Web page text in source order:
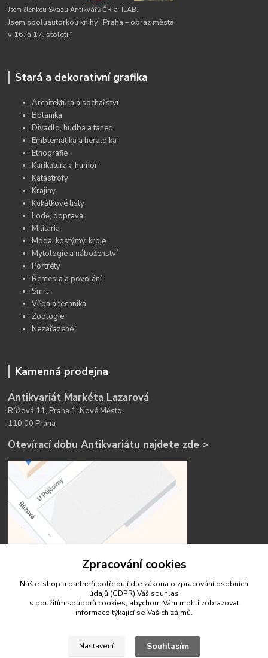
Jsem členkou Svazu Antikvářů ČR a ILAB.
Jsem spoluautorkou knihy „Praha – obraz města
v 16. a 17. století.“
Stará a dekorativní grafika
Architektura a sochařství
Botanika
Divadlo, hudba a tanec
Emblematika a heraldika
Etnografie
Karikatura a humor
Katastrofy
Krajiny
Kukátkové listy
Lodě, doprava
Militaria
Móda, kostýmy, kroje
Mytologie a náboženství
Portréty
Řemesla a povolání
Smrt
Věda a technika
Zoologie
Nezařazené
Kamenná prodejna
Antikvariát Markéta Lazarová
Růžová 11, Praha 1, Nové Město
110 00 Praha
Otevírací dobu Antikvariátu najdete zde >
Zpracování cookies
Náš e-shop a partneři potřebují dle zákona o zpracování osobních
údajů (GDPR) Váš souhlas
s použitím souborů cookies, abychom Vám mohli zobrazovat
informace týkající se Vašich zájmů.
Nastavení Souhlasím